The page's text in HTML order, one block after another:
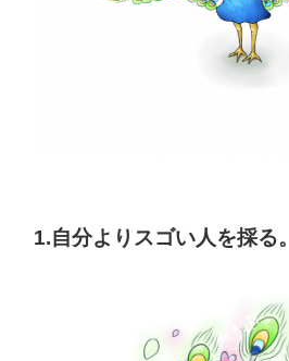
1.自分よりスゴい人を採る。